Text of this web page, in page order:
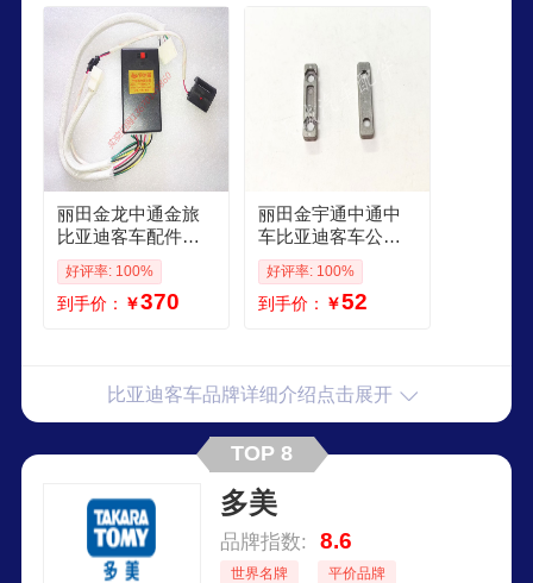
丽田金龙中通金旅
比亚迪客车配件公
交客车门泵微电脑
控制器防夹盒 黑色
好评率: 100%
到手价： ￥370
丽田金宇通中通中
车比亚迪客车公交
车司机围门安全门
合页铰链背板 一只
好评率: 100%
到手价： ￥52
比亚迪客车品牌详细介绍点击展开
TOP 8
多美
品牌指数: 8.6
世界名牌 平价品牌